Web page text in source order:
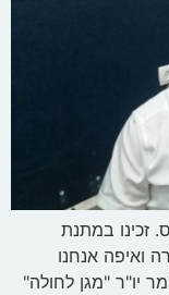
זכינו במתנת
ואיפה אנחנו
יו"ר "מגן לחולה"